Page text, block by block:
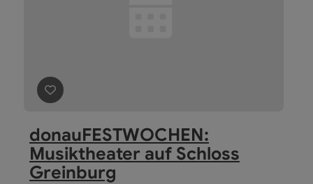
Beitrag merken
donauFESTWOCHEN:
Musiktheater auf Schloss
Greinburg